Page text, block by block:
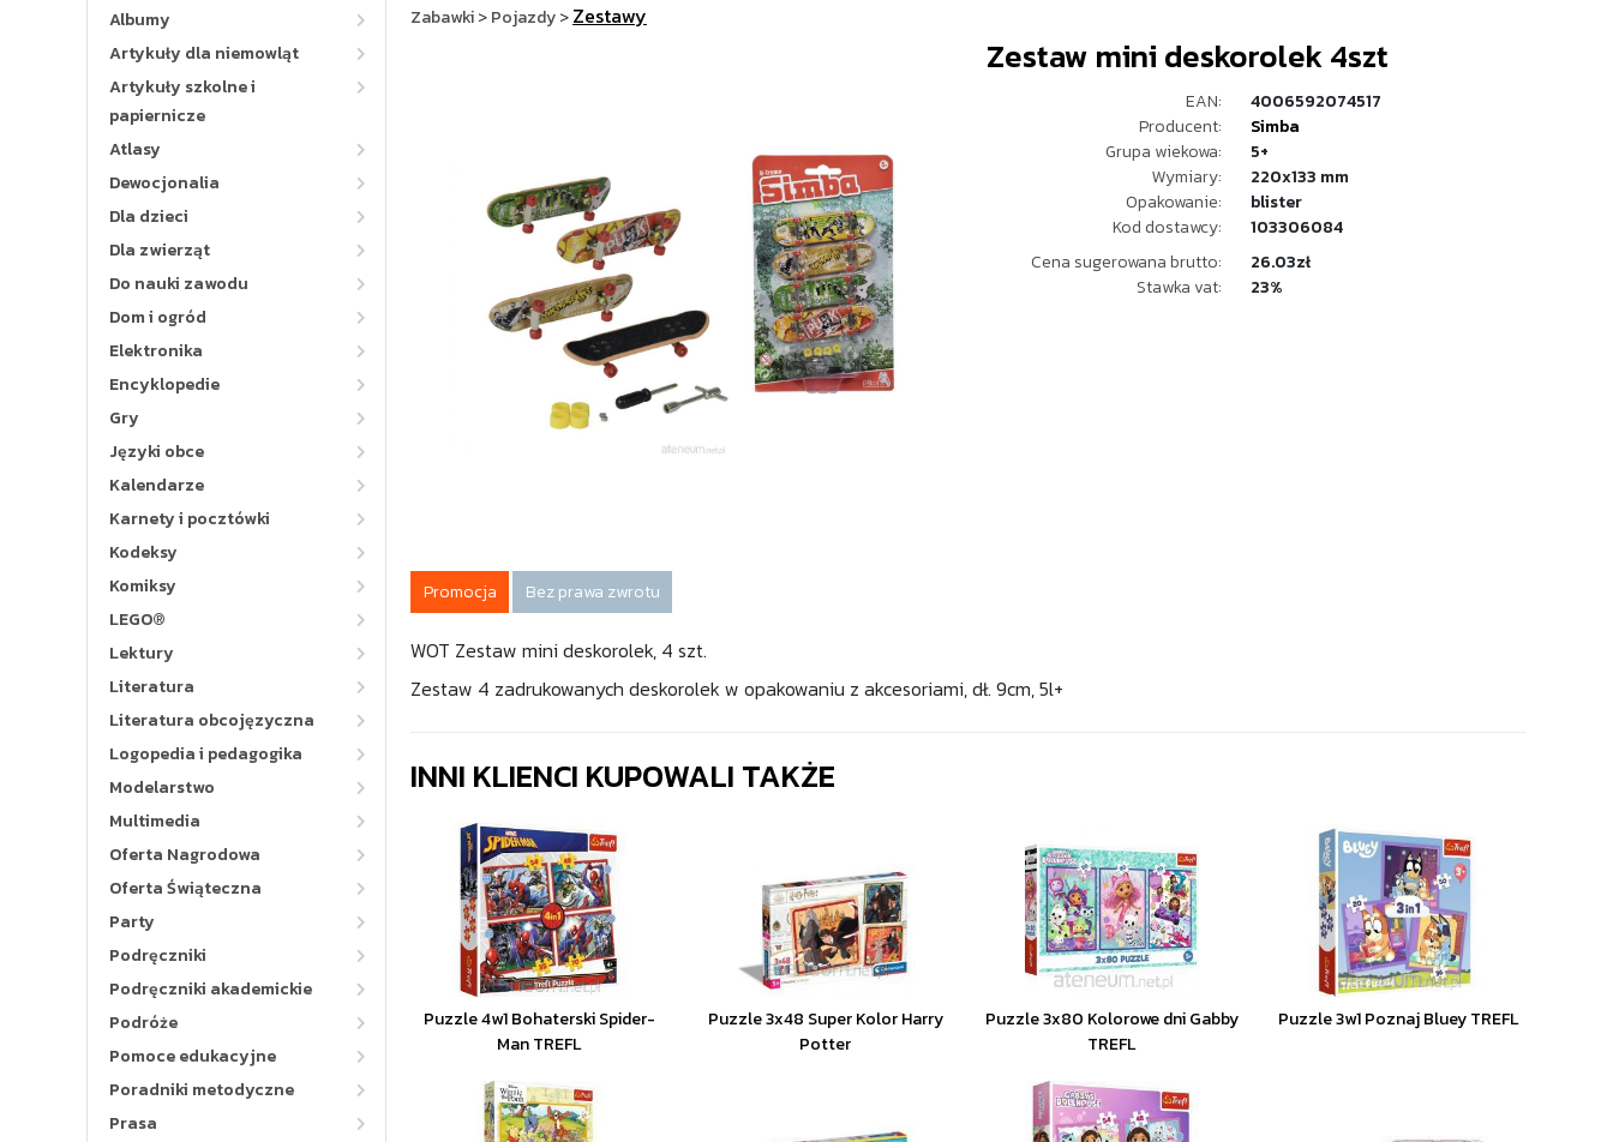
Albumy
Artykuły dla niemowląt
Artykuły szkolne i
papiernicze
Atlasy
Dewocjonalia
Dla dzieci
Dla zwierząt
Do nauki zawodu
Dom i ogród
Elektronika
Encyklopedie
Gry
Języki obce
Kalendarze
Karnety i pocztówki
Kodeksy
Komiksy
LEGO®
Lektury
Literatura
Literatura obcojęzyczna
Logopedia i pedagogika
Modelarstwo
Multimedia
Oferta Nagrodowa
Oferta Świąteczna
Party
Podręczniki
Podręczniki akademickie
Podróże
Pomoce edukacyjne
Poradniki metodyczne
Prasa
Zabawki>Pojazdy>Zestawy
Zestaw mini deskorolek 4szt
EAN:
4006592074517
Producent:
Simba
Grupa wiekowa:
5+
Wymiary:
220x133 mm
Opakowanie:
blister
Kod dostawcy:
103306084
Cena sugerowana brutto:
26.03zł
Stawka vat:
23%
Promocja Bez prawa zwrotu
WOT Zestaw mini deskorolek, 4 szt.
Zestaw 4 zadrukowanych deskorolek w opakowaniu z akcesoriami, dł. 9cm, 5l+
INNI KLIENCI KUPOWALI TAKŻE
Puzzle 4w1 Bohaterski Spider-
Man TREFL
Puzzle 3x48 Super Kolor Harry
Potter
Puzzle 3x80 Kolorowe dni Gabby
TREFL
Puzzle 3w1 Poznaj Bluey TREFL